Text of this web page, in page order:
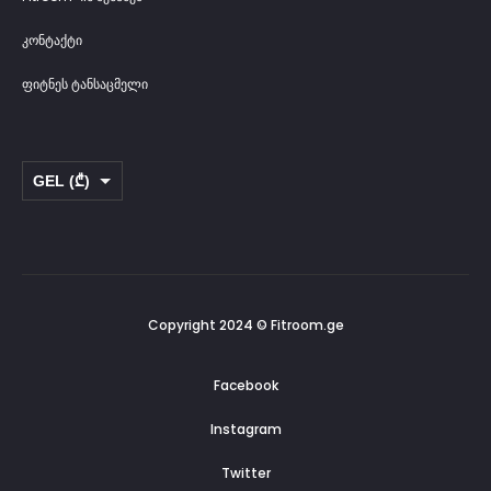
კონტაქტი
ფიტნეს ტანსაცმელი
GEL (₾)
Copyright 2024 © Fitroom.ge
Facebook
Instagram
Twitter